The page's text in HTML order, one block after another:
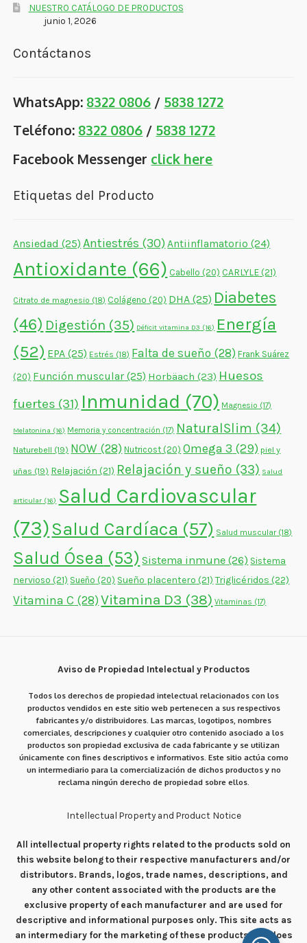
NUESTRO CATÁLOGO DE PRODUCTOS
junio 1, 2026
Contáctanos
WhatsApp: 8322 0806 / 5838 1272
Teléfono: 8322 0806 / 5838 1272
Facebook Messenger click here
Etiquetas del Producto
Ansiedad (25) Antiestrés (30)Antiinflamatorio (24)
Antioxidante (66) Cabello (20) CARLYLE(21)
Citrato de magnesio (18) Colágeno (20) DHA (25) Diabetes
(46) Digestión (35) Déficit vitamina D3 (16) Energía
(52) EPA (25) Estrés (18) Falta de sueño (28) Frank Suárez
(20) Función muscular (25) Horbäach (23) Huesos
fuertes (31) Inmunidad (70) Magnesio (17)
Melatonina (16) Memoria y concentración (17) NaturalSlim (34)
Naturebell (19) NOW (28) Nutricost (20) Omega 3 (29) piel y
uñas (19) Relajación (21) Relajación y sueño (33) Salud
articular (16) Salud Cardiovascular
(73)Salud Cardíaca (57) Salud muscular(18)
Salud Ósea (53) Sistema inmune (26) Sistema
nervioso (21) Sueño (20) Sueño placentero (21) Triglicéridos (22)
Vitamina C (28) Vitamina D3 (38) Vitaminas (17)
Aviso de Propiedad Intelectual y Productos
Todos los derechos de propiedad intelectual relacionados con los
productos vendidos en este sitio web pertenecen a sus respectivos
fabricantes y/o distribuidores. Las marcas, logotipos, nombres
comerciales, descripciones y cualquier otro contenido asociado a los
productos son propiedad exclusiva de cada fabricante y se utilizan
únicamente con fines descriptivos e informativos. Este sitio actúa como
un intermediario para la comercialización de dichos productos y no
reclama ningún derecho de propiedad sobre ellos.
Intellectual Property and Product Notice
All intellectual property rights related to the products sold on
this website belong to their respective manufacturers and/or
distributors. Brands, logos, trade names, descriptions, and
any other content associated with the products are the
exclusive property of each manufacturer and are used for
descriptive and informational purposes only. This site acts as
an intermediary for the marketing of these products and does